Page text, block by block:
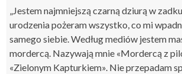
„Jestem najmniejszą czarną dziurą w
urodzenia pożeram wszystko, co mi
samego siebie. Według mediów jestem
mordercą. Nazywają mnie «Mordercą z
«Zielonym Kapturkiem». Nie przepadam